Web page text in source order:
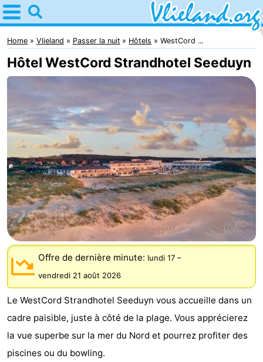
Home
Vlieland
Astuces
les
enfants
Nature
Passer
la
nuit
Appartements
-
Vlieduyn
Campings
Hôtels
Last
minutes
Plages
Voir
et
Lieux
Home Vlieland Passer la nuit Hôtels WestCord ...
Hôtel WestCord Strandhotel Seeduyn
Offre de dernière minute: lundi 17 –
vendredi 21 août 2026
Le WestCord Strandhotel Seeduyn vous accueille dans un
cadre paisible, juste à côté de la plage. Vous apprécierez
la vue superbe sur la mer du Nord et pourrez profiter des
piscines ou du bowling.